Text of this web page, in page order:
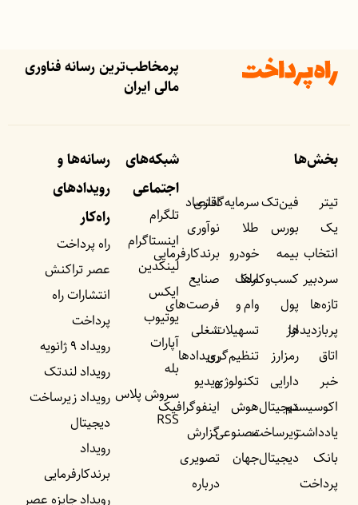
پرمخاطب‌ترین رسانه فناوری
مالی ایران
بخش‌ها
تیتر
یک
انتخاب
سردبیر
تازه‌ها
پربازدید‌ها
اتاق
خبر
اکوسیستم
یادداشت‌
بانک
پرداخت
فین‌تک
بورس
بیمه
کسب‌وکار‌ها
پول
ارز
رمزارز
دارایی
دیجیتال
زیرساخت
دیجیتال
سرمایه‌گذاری
طلا
خودرو
ملک
وام و
تسهیلات
تنظیم‌گری
تکنولوژی
هوش
مصنوعی
جهان
اقتصاد
نوآوری
برندکارفرمایی
صنایع
فرصت‌های
شغلی
رویداد‌ها
ویدیو
اینفوگرافیک
گزارش
تصویری
درباره
شبکه‌های
اجتماعی
تلگرام
اینستاگرام
لینکدین
ایکس
یوتیوب
آپارات
بله
سروش پلاس
RSS
رسانه‌ها و
رویداد‌های
راه‌کار
راه پرداخت
عصر تراکنش
انتشارات راه
پرداخت
رویداد ۹ ژانویه
رویداد لندتک
رویداد زیرساخت
دیجیتال
رویداد
برندکارفرمایی
رویداد جایزه عصر